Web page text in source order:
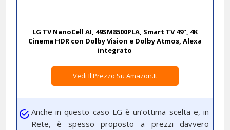
LG TV NanoCell AI, 49SM8500PLA, Smart TV 49", 4K
Cinema HDR con Dolby Vision e Dolby Atmos, Alexa
integrato
Vedi Il Prezzo Su Amazon.it
Anche in questo caso LG è un’ottima scelta e, in
Rete, è spesso proposto a prezzi davvero